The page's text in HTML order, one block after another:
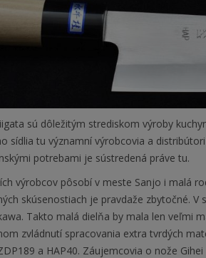
sú dôležitým strediskom výroby
sídlia tu významní výrobcovia a
potrebami je sústredená práve tu.
výrobcov pôsobí v meste Sanjo i malá
skúsenostiach je pravdaže zbytočné. V
Takto malá dielňa by mala len veľmi
zvládnutí spracovania extra tvrdých
a HAP40. Záujemcovia o nože